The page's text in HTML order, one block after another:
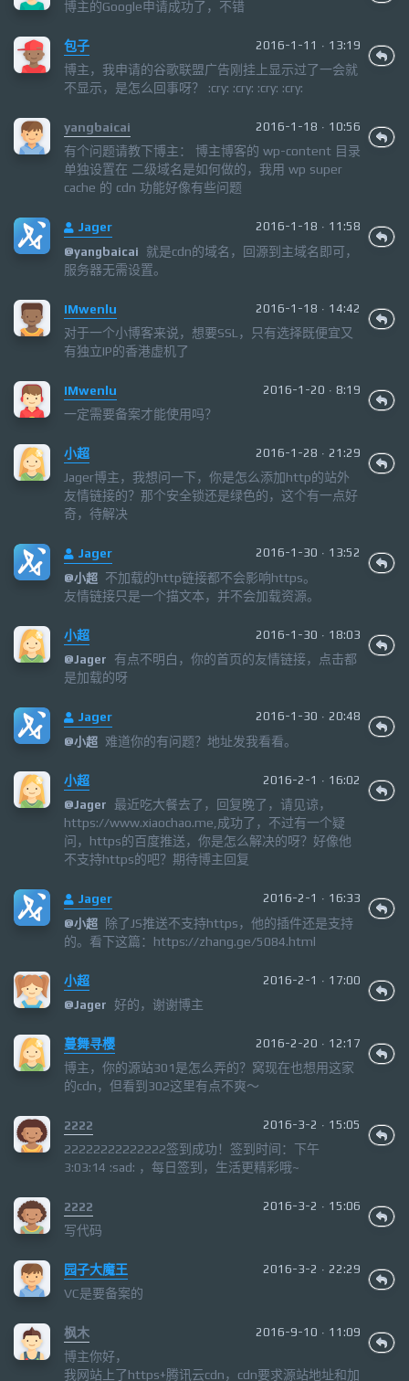
博主的Google申请成功了，不错
包子 2016-1-11 · 13:19
博主，我申请的谷歌联盟广告刚挂上显示过了一会就
不显示，是怎么回事呀？ :cry: :cry: :cry: :cry:
yangbaicai 2016-1-18 · 10:56
有个问题请教下博主： 博主博客的 wp-content 目录
单独设置在 二级域名是如何做的，我用 wp super
cache 的 cdn 功能好像有些问题
Jager
2016-1-18 · 11:58
@yangbaicai
就是cdn的域名，回源到主域名即可，
服务器无需设置。
IMwenlu 2016-1-18 · 14:42
对于一个小博客来说，想要SSL，只有选择既便宜又
有独立IP的香港虚机了
IMwenlu 2016-1-20 · 8:19
一定需要备案才能使用吗？
小超 2016-1-28 · 21:29
Jager博主，我想问一下，你是怎么添加http的站外
友情链接的？那个安全锁还是绿色的，这个有一点好
奇，待解决
Jager
2016-1-30 · 13:52
@小超 不加载的http链接都不会影响https。
友情链接只是一个描文本，并不会加载资源。
小超
2016-1-30 · 18:03
@Jager
有点不明白，你的首页的友情链接，点击都
是加载的呀
Jager
2016-1-30 · 20:48
@小超 难道你的有问题？地址发我看看。
小超
2016-2-1 · 16:02
@Jager
最近吃大餐去了，回复晚了，请见谅，
https://www.xiaochao.me,成功了，不过有一个疑
问，https的百度推送，你是怎么解决的呀？好像他
不支持https的吧？期待博主回复
Jager
2016-2-1 · 16:33
@小超 除了JS推送不支持https，他的插件还是支持
的。看下这篇：https://zhang.ge/5084.html
小超
2016-2-1 · 17:00
@Jager 好的，谢谢博主
蔓舞寻樱 2016-2-20 · 12:17
博主，你的源站301是怎么弄的？窝现在也想用这家
的cdn，但看到302这里有点不爽～
2222 2016-3-2 · 15:05
22222222222222签到成功！签到时间：下午
3:03:14 :sad: ，每日签到，生活更精彩哦~
2222 2016-3-2 · 15:06
写代码
园子大魔王 2016-3-2 · 22:29
VC是要备案的
枫木 2016-9-10 · 11:09
博主你好，
我网站上了https+腾讯云cdn，cdn要求源站地址和加